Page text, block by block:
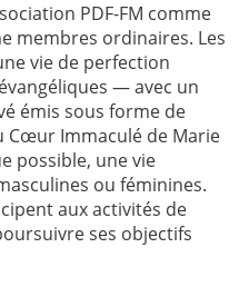
PDF-FM comme
membres ordinaires. Les
vie de perfection
— avec un
émis sous forme de
Cœur Immaculé de Marie
possible, une vie
ou féminines.
aux activités de
ses objectifs